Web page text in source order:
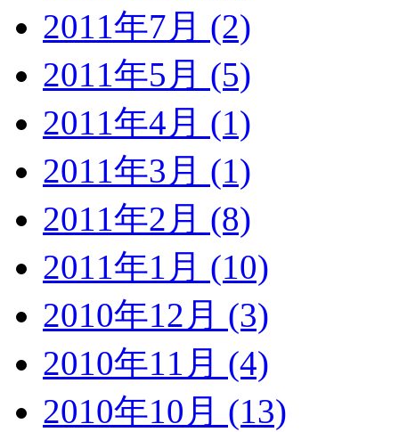
2011年7月 (2)
2011年5月 (5)
2011年4月 (1)
2011年3月 (1)
2011年2月 (8)
2011年1月 (10)
2010年12月 (3)
2010年11月 (4)
2010年10月 (13)